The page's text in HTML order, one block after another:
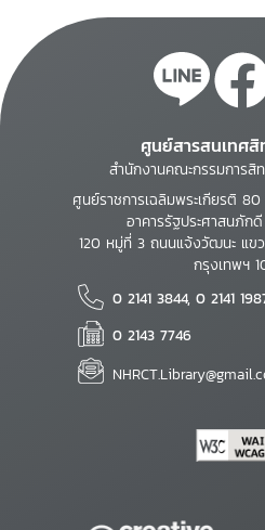
ศูนย์สารสนเทศ
สำนักงานคณะกรรมการสิ
ศูนย์ราชการเฉลิมพระเกียรติ
อาคารรัฐประศาสนภัก
120 หมู่ที่ 3 ถนนแจ้งวัฒนะ แข
กรุงเทพฯ
0 2141 3844, 0 2141
0 2143 7746